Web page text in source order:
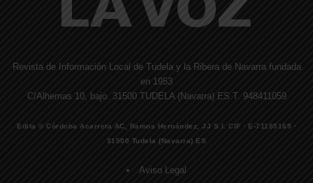
Revista de Información Local de Tudela y la Ribera de Navarra fundada
en 1953
C/Alhemas 10, bajo. 31500 TUDELA (Navarra) ES T. 948411059
Edita © Córdoba Acarreta AC, Ramos Hernández, JJ S.I. CIF · E-71185169 ·
31500 Tudela (Navarra) ES
Aviso Legal